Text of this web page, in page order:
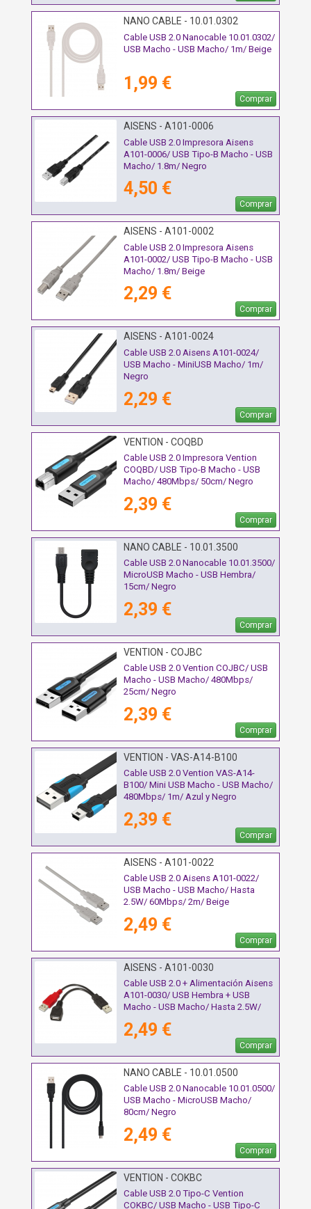
NANO CABLE - 10.01.0302
Cable USB 2.0 Nanocable 10.01.0302/
USB Macho - USB Macho/ 1m/ Beige
1,99 €
Comprar
AISENS - A101-0006
Cable USB 2.0 Impresora Aisens
A101-0006/ USB Tipo-B Macho - USB
Macho/ 1.8m/ Negro
4,50 €
Comprar
AISENS - A101-0002
Cable USB 2.0 Impresora Aisens
A101-0002/ USB Tipo-B Macho - USB
Macho/ 1.8m/ Beige
2,29 €
Comprar
AISENS - A101-0024
Cable USB 2.0 Aisens A101-0024/
USB Macho - MiniUSB Macho/ 1m/
Negro
2,29 €
Comprar
VENTION - COQBD
Cable USB 2.0 Impresora Vention
COQBD/ USB Tipo-B Macho - USB
Macho/ 480Mbps/ 50cm/ Negro
2,39 €
Comprar
NANO CABLE - 10.01.3500
Cable USB 2.0 Nanocable 10.01.3500/
MicroUSB Macho - USB Hembra/
15cm/ Negro
2,39 €
Comprar
VENTION - COJBC
Cable USB 2.0 Vention COJBC/ USB
Macho - USB Macho/ 480Mbps/
25cm/ Negro
2,39 €
Comprar
VENTION - VAS-A14-B100
Cable USB 2.0 Vention VAS-A14-
B100/ Mini USB Macho - USB Macho/
480Mbps/ 1m/ Azul y Negro
2,39 €
Comprar
AISENS - A101-0022
Cable USB 2.0 Aisens A101-0022/
USB Macho - USB Macho/ Hasta
2.5W/ 60Mbps/ 2m/ Beige
2,49 €
Comprar
AISENS - A101-0030
Cable USB 2.0 + Alimentación Aisens
A101-0030/ USB Hembra + USB
Macho - USB Macho/ Hasta 2.5W/
2,49 €
Comprar
NANO CABLE - 10.01.0500
Cable USB 2.0 Nanocable 10.01.0500/
USB Macho - MicroUSB Macho/
80cm/ Negro
2,49 €
Comprar
VENTION - COKBC
Cable USB 2.0 Tipo-C Vention
COKBC/ USB Macho - USB Tipo-C